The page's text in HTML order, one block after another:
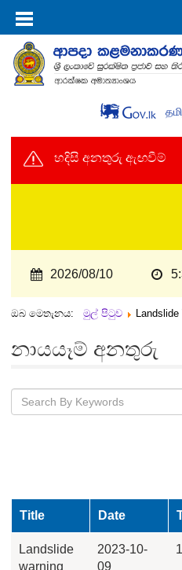
හදිසි අනතුරු ඇඟවීම්
2026/08/10
ඔබ මෙතැනය: මුල් පිටුව
නායයෑම් අනතුරු
Title Date
Landslide
warning
2023-10-
09